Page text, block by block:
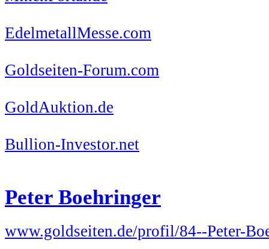
EdelmetallMesse.com
Goldseiten-Forum.com
GoldAuktion.de
Bullion-Investor.net
Peter Boehringer
www.goldseiten.de/profil/84--Peter-